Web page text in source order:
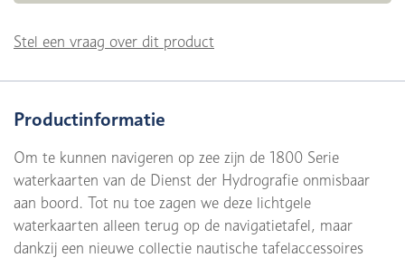
Stel een vraag over dit product
Productinformatie
Om te kunnen navigeren op zee zijn de 1800 Serie
waterkaarten van de Dienst der Hydrografie onmisbaar
aan boord. Tot nu toe zagen we deze lichtgele
waterkaarten alleen terug op de navigatietafel, maar
dankzij een nieuwe collectie nautische tafelaccessoires